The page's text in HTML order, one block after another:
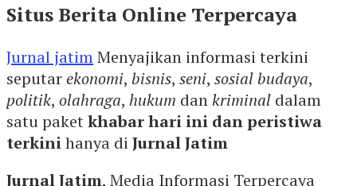
Situs Berita Online Terpercaya
Jurnal jatimMenyajikan informasi terkini
seputarekonomi, bisnis, seni, sosial budaya,
politik, olahraga, hukum dankriminal dalam
satu paketkhabar hari ini dan peristiwa
terkinihanya di Jurnal Jatim
Jurnal Jatim, Media Informasi Terpercaya